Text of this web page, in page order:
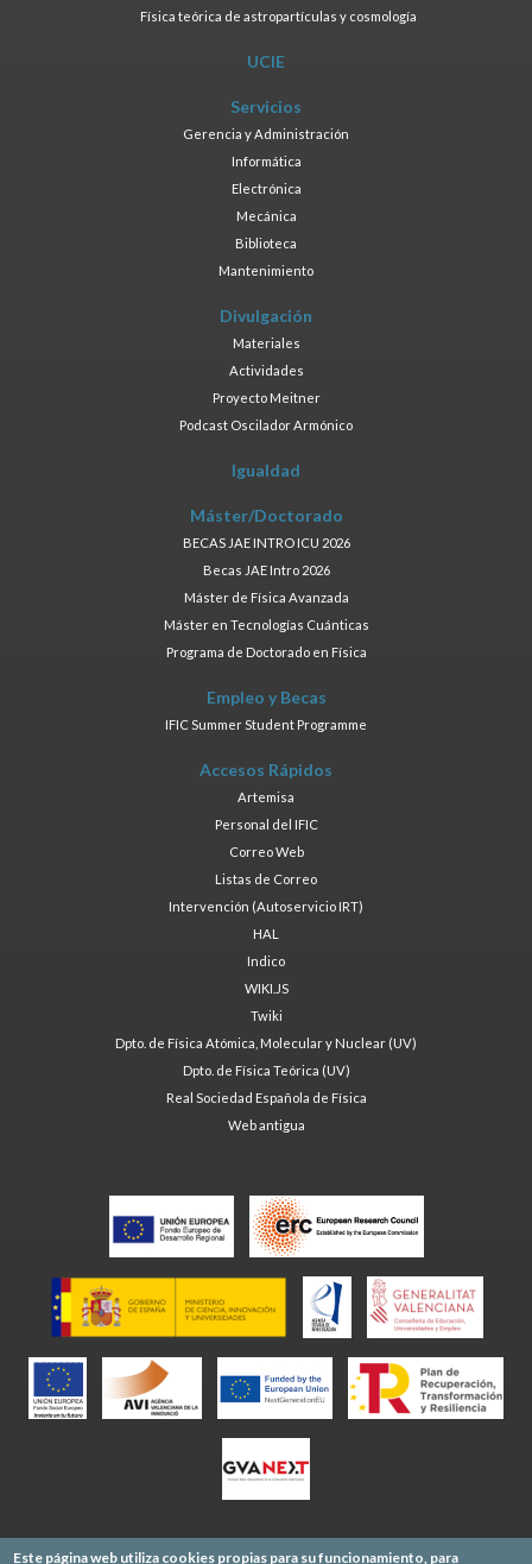
Física teórica de astropartículas y cosmología
UCIE
Servicios
Gerencia y Administración
Informática
Electrónica
Mecánica
Biblioteca
Mantenimiento
Divulgación
Materiales
Actividades
Proyecto Meitner
Podcast Oscilador Armónico
Igualdad
Máster/Doctorado
BECAS JAE INTRO ICU 2026
Becas JAE Intro 2026
Máster de Física Avanzada
Máster en Tecnologías Cuánticas
Programa de Doctorado en Física
Empleo y Becas
IFIC Summer Student Programme
Accesos Rápidos
Artemisa
Personal del IFIC
Correo Web
Listas de Correo
Intervención (Autoservicio IRT)
HAL
Indico
WIKI.JS
Twiki
Dpto. de Física Atómica, Molecular y Nuclear (UV)
Dpto. de Física Teórica (UV)
Real Sociedad Española de Física
Web antigua
Este página web utiliza cookies propias para su funcionamiento, para